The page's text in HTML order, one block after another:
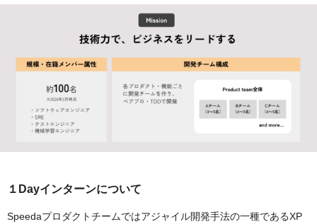
１Dayインターンについて
Speedaプロダクトチームではアジャイル開発手法の一種であるXP